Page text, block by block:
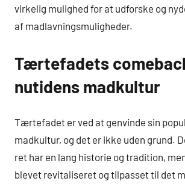
virkelig mulighed for at udforske og
af madlavningsmuligheder.
Tærtefadets
nutidens madkultur
Tærtefadet er ved at genvinde sin
madkultur, og det er ikke uden grund.
ret har en lang historie og tradition,
blevet revitaliseret og tilpasset til det